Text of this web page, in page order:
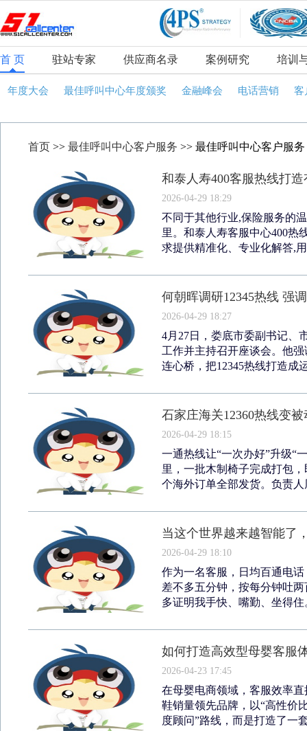
首 页 驻站专家 供应商名录 案例研究 培训
年度大会 最佳呼叫中心年度颁奖 金融峰会 电话营销 客
首页 >> 最佳呼叫中心客户服务 >> 最佳呼叫中心客户服务
和泰人寿400客服热线打
2026-04-29 18:29
不同于其他行业,保险服务的
里。和泰人寿客服中心400热
求提供精准化、专业化解答,
何朝晖调研12345热线 强
2026-04-29 18:27
4月27日，娄底市委副书记、
工作并主持召开座谈会。他
连心桥，把12345热线打造成
石家庄海关12360热线变
2026-04-29 18:15
一通热线让“一次办好”升级“
里，一批木制椅子完成打包
个海外订单全部发货。负责
当这个世界越来越智能了
2026-04-29 18:10
作为一名客服，日均百通电
差不多五分钟，按每分钟吐
多证明我手快、嘴勤、坐得
如何打造高效型母婴客服
2026-04-23 17:45
在母婴电商领域，客服效率
鞋销量领先品牌，以“高性价
度顾问”路线，而是打造了一